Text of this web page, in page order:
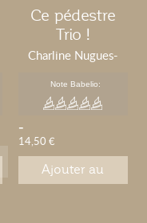
Ce pédestre
Trio !
Charline Nugues-
Note Babelio:
-
14,50 €
Ajouter au